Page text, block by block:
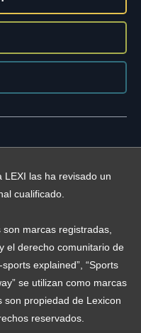
LEXI las ha revisado un
cualificado.
marcas registradas,
el derecho comunitario de
explained”, “Sports
se utilizan como marcas
son propiedad de Lexicon
reservados.